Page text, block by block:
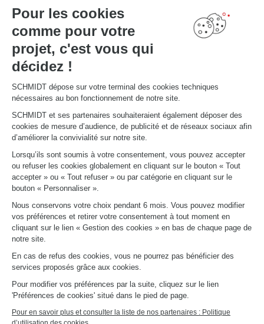
Pour les cookies
comme pour votre
projet, c'est vous qui
décidez !
SCHMIDT dépose sur votre terminal des cookies techniques
nécessaires au bon fonctionnement de notre site.
SCHMIDT et ses partenaires souhaiteraient également déposer des
cookies de mesure d’audience, de publicité et de réseaux sociaux afin
d’améliorer la convivialité sur notre site.
Lorsqu’ils sont soumis à votre consentement, vous pouvez accepter
ou refuser les cookies globalement en cliquant sur le bouton « Tout
accepter » ou « Tout refuser » ou par catégorie en cliquant sur le
bouton « Personnaliser ».
Nous conservons votre choix pendant 6 mois. Vous pouvez modifier
vos préférences et retirer votre consentement à tout moment en
cliquant sur le lien « Gestion des cookies » en bas de chaque page de
notre site.
En cas de refus des cookies, vous ne pourrez pas bénéficier des
services proposés grâce aux cookies.
Pour modifier vos préférences par la suite, cliquez sur le lien
'Préférences de cookies' situé dans le pied de page.
Pour en savoir plus et consulter la liste de nos partenaires : Politique
Schmidt pour les pros
VOTRE PROJET
Mon espace projet
Configurer en 3D
Nous contacter
Trouver mon magasin
Le club by Schmidt
PRENDRE RENDEZ-VOUS
LIENS UTILES
Promotions
Fiches produits
Guides de pose et d’entretien
Consulter notre catalogue
À PROPOS
Actualités du groupe
Ouvrir un magasin
Schmidt dans le monde
Nos magasins en France